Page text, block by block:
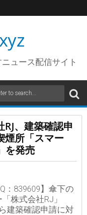
ュース配信サイト
、建築確認申
煙所「スマー
を発売
：839609】傘下の
株式会社RJ」
建築確認申請に対